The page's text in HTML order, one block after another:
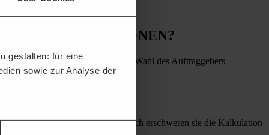
gestalten: für eine
sowie zur Analyse der
beauftragt werden, sondern nach Wahl des Auftraggebers
Beschreibung der Leistung. Auch erschweren sie die Kalkulation